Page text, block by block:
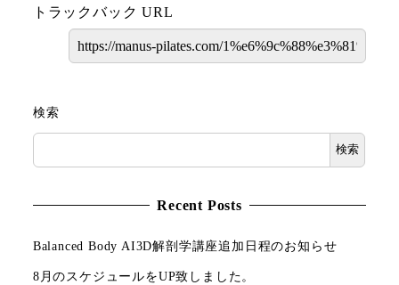
トラックバック URL
検索
検索
Recent Posts
Balanced Body AI3D解剖学講座追加日程のお知らせ
8月のスケジュールをUP致しました。